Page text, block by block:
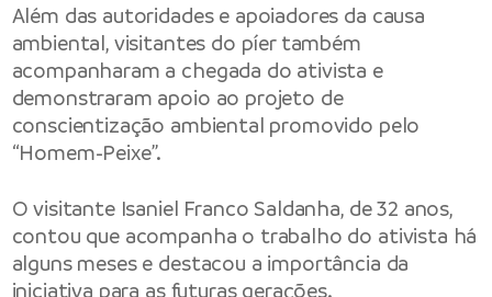
Além das autoridades e apoiadores da causa
ambiental, visitantes do píer também
acompanharam a chegada do ativista e
demonstraram apoio ao projeto de
conscientização ambiental promovido pelo
“Homem-Peixe”.
O visitante Isaniel Franco Saldanha, de 32 anos,
contou que acompanha o trabalho do ativista há
alguns meses e destacou a importância da
iniciativa para as futuras gerações.